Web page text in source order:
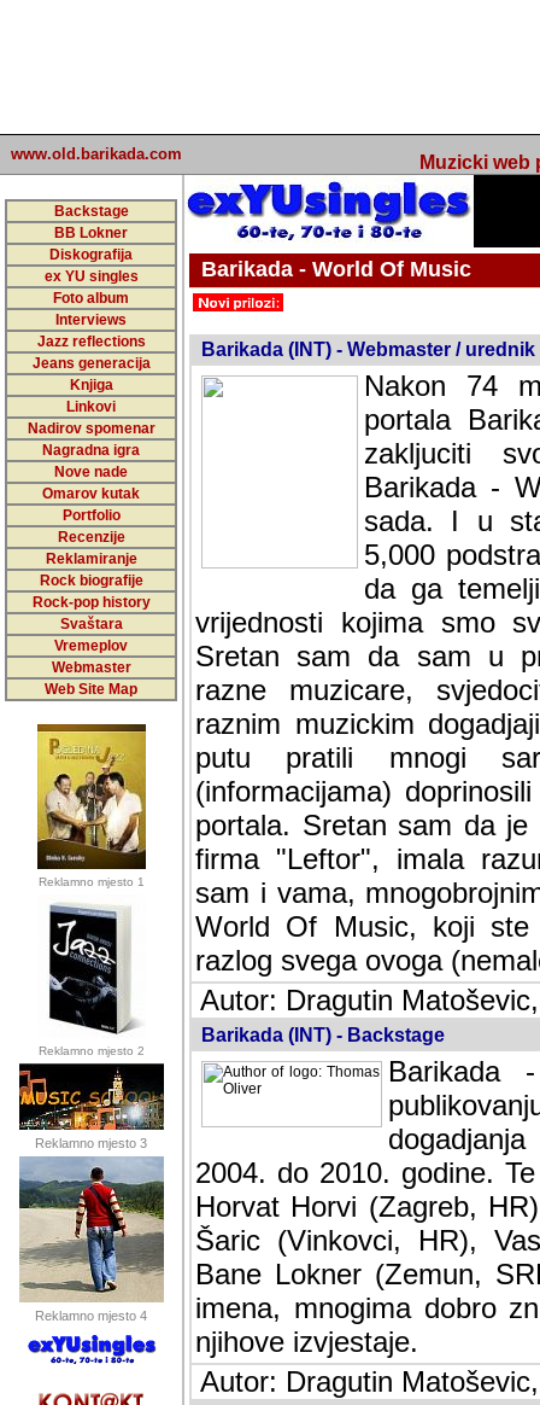
www.old.barikada.com Muzicki web
Backstage
BB Lokner
Diskografija
ex YU singles
Foto album
Interviews
Jazz reflections
Jeans generacija
Knjiga
Linkovi
Nadirov spomenar
Nagradna igra
Nove nade
Omarov kutak
Portfolio
Recenzije
Reklamiranje
Rock biografije
Rock-pop history
Svaštara
Vremeplov
Webmaster
Web Site Map
Reklamno mjesto 1
Reklamno mjesto 2
Reklamno mjesto 3
Reklamno mjesto 4
Barikada - World Of Music
Barikada (INT) - Webmaster / urednik
Nakon 74
portala
zakljuciti
Barikada -
sada. I u
5,000
da ga
vrijednosti kojima smo
Sretan sam da sam u
muzicare, svjedociti
muzickim dogadjajima...
mnogi saradnici koji
doprinosili vrijednosti i
sam da je i moj web
imala razumijevanja za
mnogobrojnim
Music, koji ste ga
ovoga (nemalog) rada.
Autor: Dragutin
Barikada (INT) - Backstage
Barikada
2004. do 2010. godine.
Horvat Horvi (Zagreb,
Šaric (Vinkovci, HR),
Bane Lokner (Zemun,
imena, mnogima dobro
njihove izvjestaje.
Autor: Dragutin